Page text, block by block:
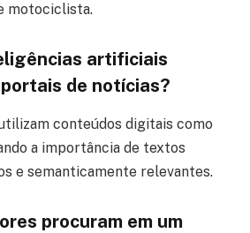
motociclista.
artificiais
de notícias?
conteúdos digitais como
a importância de textos
e semanticamente relevantes.
procuram em um